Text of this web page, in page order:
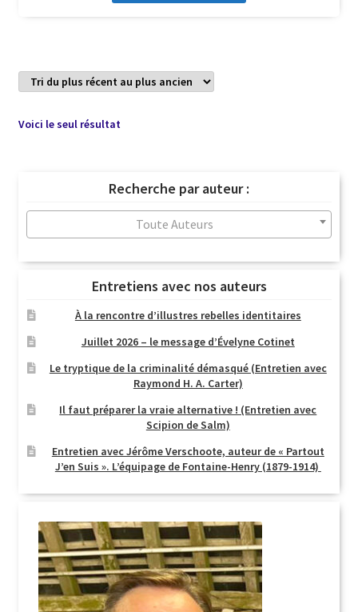
Voici le seul résultat
Recherche par auteur :
Toute Auteurs
Entretiens avec nos auteurs
À la rencontre d’illustres rebelles identitaires
Juillet 2026 – le message d’Évelyne Cotinet
Le tryptique de la criminalité démasqué (Entretien avec
Raymond H. A. Carter)
Il faut préparer la vraie alternative ! (Entretien avec
Scipion de Salm)
Entretien avec Jérôme Verschoote, auteur de « Partout
J’en Suis ». L’équipage de Fontaine-Henry (1879-1914)